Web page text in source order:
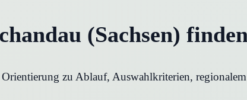
(Sachsen)
zu Ablauf, Auswahlkriterien,